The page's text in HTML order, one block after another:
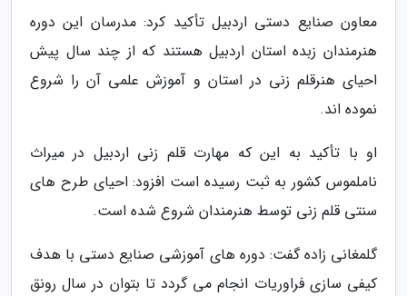
معاون صنایع دستی اردبیل تأکید کرد: مدرسان این دوره
هنرمندان زبده استان اردبیل هستند که از چند سال پیش
احیای هنرقلم زنی در استان و آموزش علمی آن را شروع
نموده اند.
او با تأکید به این که مهارت قلم زنی اردبیل در میراث
ناملموس کشور به ثبت رسیده است افزود: احیای طرح های
سنتی قلم زنی توسط هنرمندان شروع شده است.
گلمغانی زاده گفت: دوره های آموزشی صنایع دستی با هدف
کیفی سازی فراوریات انجام می گردد تا بتوان در سال رونق